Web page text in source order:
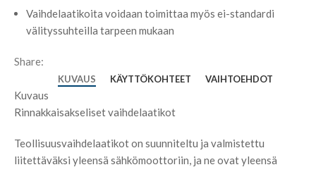
Vaihdelaatikoita voidaan toimittaa myös ei-standardi
välityssuhteilla tarpeen mukaan
Share:
KUVAUS KÄYTTÖKOHTEET VAIHTOEHDOT
Kuvaus
Rinnakkaisakseliset vaihdelaatikot
Teollisuusvaihdelaatikot on suunniteltu ja valmistettu
liitettäväksi yleensä sähkömoottoriin, ja ne ovat yleensä